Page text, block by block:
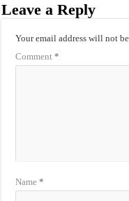
Leave a Reply
Your email address will not
Comment*
Name*